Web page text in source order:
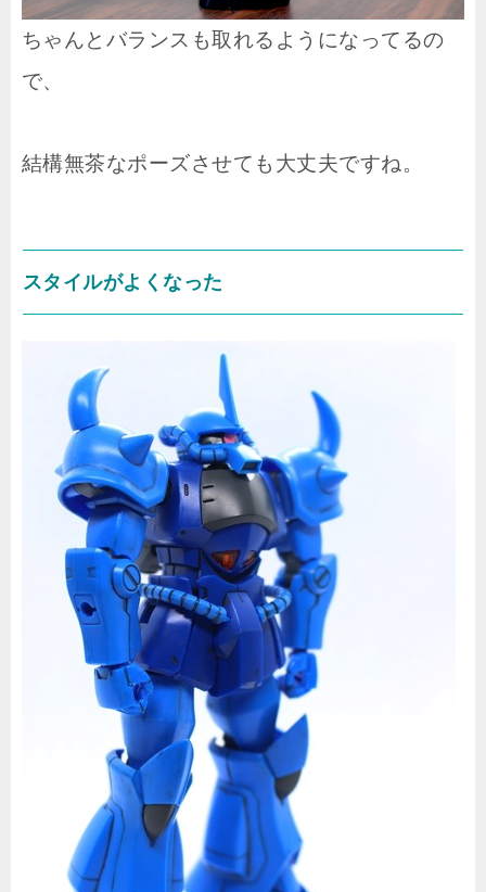
ちゃんとバランスも取れるようになってるの
で、
結構無茶なポーズさせても大丈夫ですね。
スタイルがよくなった